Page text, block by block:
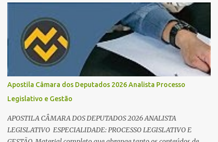
realidade, e o cargo de Analista Legislativo (Processo Legislativo e
Gestão) se destaca como uma das melhores oportunidades do ano.
Com exigência de nível superior em qualquer área, o certame
oferece 35 vagas imediatas e salários que ultrapassam os R$ 30
mil . O que estudar para Processo Legislativo e Gestão? Para vencer
a concorrência da banca Cebraspe , o candidato precisa dominar o
conteúdo programático dividido em: Conhecimentos Básicos:
Português, Inglês, Raciocínio Lógico e Informática/Dados.
Conhecimentos Específicos: O "coração" da prova. É essencial focar
no Regimento Interno da Câmara dos Deputa...
Apostila Câmara dos Deputados 2026 Analista Processo
Legislativo e Gestão
APOSTILA CÂMARA DOS DEPUTADOS 2026 ANALISTA
LEGISLATIVO ESPECIALIDADE: PROCESSO LEGISLATIVO E